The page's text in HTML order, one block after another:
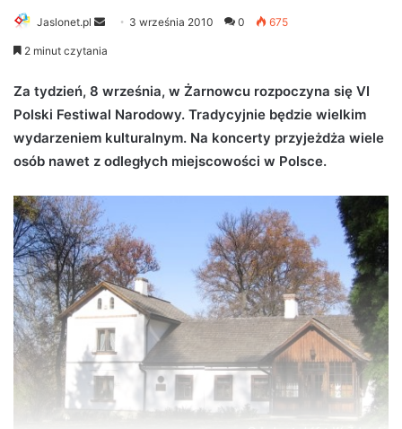
Jaslonet.pl
d
a
n
a
l
3 września 2010 0 675
2 minut czytania
Za tydzień, 8 września, w Żarnowcu rozpoczyna się VI
Polski Festiwal Narodowy. Tradycyjnie będzie wielkim
wydarzeniem kulturalnym. Na koncerty przyjeżdża wiele
osób nawet z odległych miejscowości w Polsce.